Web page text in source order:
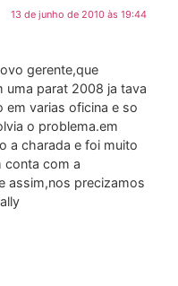
13 de junho de 2010 às 19:44
gerente,que
uma parat 2008 ja tava
em varias oficina e so
o problema.em
a charada e foi muito
conta com a
assim,nos precizamos